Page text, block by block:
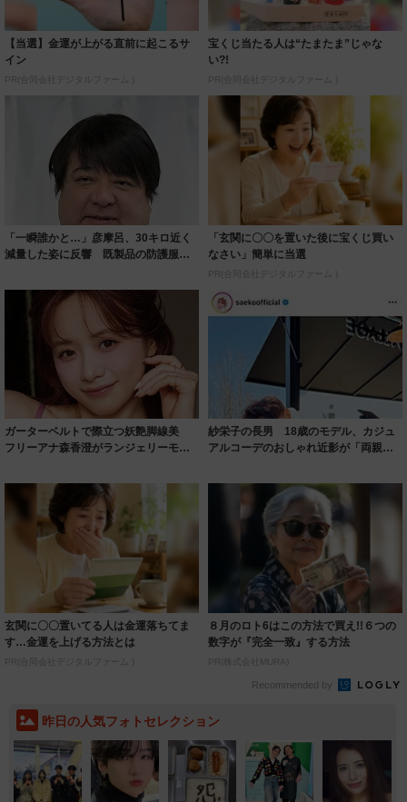
【当選】金運が上がる直前に起こるサ
イン
PR(合同会社デジタルファーム )
宝くじ当たる人は“たまたま”じゃな
い?!
PR(合同会社デジタルファーム )
「一瞬誰かと…」彦摩呂、30キロ近く
減量した姿に反響 既製品の防護服が
「玄関に〇〇を置いた後に宝くじ買い
なさい」簡単に当選
PR(合同会社デジタルファーム )
ガーターベルトで際立つ妖艶脚線美
フリーアナ森香澄がランジェリーモデ
紗栄子の長男 18歳のモデル、カジュ
アルコーデのおしゃれ近影が「両親の
玄関に〇〇置いてる人は金運落ちてま
す…金運を上げる方法とは
PR(合同会社デジタルファーム )
８月のロト6はこの方法で買え!!６つの
数字が『完全一致』する方法
PR(株式会社MURA)
Recommended by
昨日の人気フォトセレクション